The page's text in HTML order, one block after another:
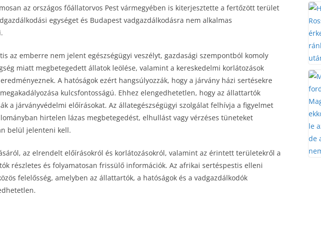
az országos főállatorvos Pest vármegyében is kiterjesztette a fertőzött terület
egységet és Budapest vadgazdálkodásra nem alkalmas
az emberre nem jelent egészségügyi veszélyt, gazdasági szempontból komoly
miatt megbetegedett állatok leölése, valamint a kereskedelmi korlátozások
A hatóságok ezért hangsúlyozzák, hogy a járvány házi sertésekre
kulcsfontosságú. Ehhez elengedhetetlen, hogy az állattartók
a járványvédelmi előírásokat. Az állategészségügyi szolgálat felhívja a figyelmet
hirtelen lázas megbetegedést, elhullást vagy vérzéses tüneteket
belül jelenteni kell.
az elrendelt előírásokról és korlátozásokról, valamint az érintett területekről a
részletes és folyamatosan frissülő információk. Az afrikai sertéspestis elleni
felelősség, amelyben az állattartók, a hatóságok és a vadgazdálkodók